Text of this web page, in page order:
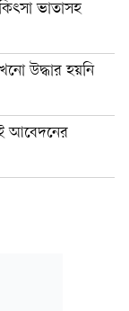
ভাতাসহ
উদ্ধার হয়নি
আবেদনের